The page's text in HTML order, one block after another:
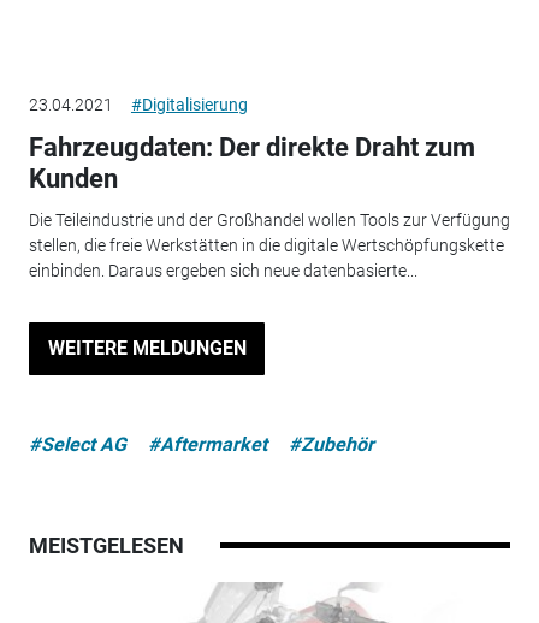
23.04.2021 #Digitalisierung
Fahrzeugdaten: Der direkte Draht zum
Kunden
Die Teileindustrie und der Großhandel wollen Tools zur Verfügung
stellen, die freie Werkstätten in die digitale Wertschöpfungskette
einbinden. Daraus ergeben sich neue datenbasierte...
WEITERE MELDUNGEN
#Select AG #Aftermarket #Zubehör
MEISTGELESEN